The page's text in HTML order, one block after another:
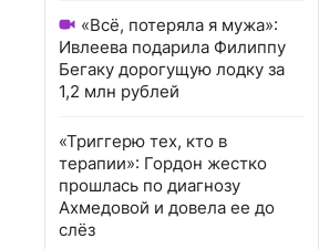
«Всё, потеряла я мужа»:
Ивлеева подарила Филиппу
Бегаку дорогущую лодку за
1,2 млн рублей
«Триггерю тех, кто в
терапии»: Гордон жестко
прошлась по диагнозу
Ахмедовой и довела ее до
слёз